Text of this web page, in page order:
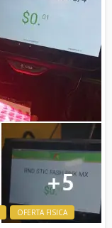
OFERTA FISICA